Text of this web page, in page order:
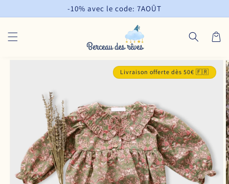
au
-10% avec le code: 7AOÛT
Panier
Livraison offerte dès 50€ 🇫🇷